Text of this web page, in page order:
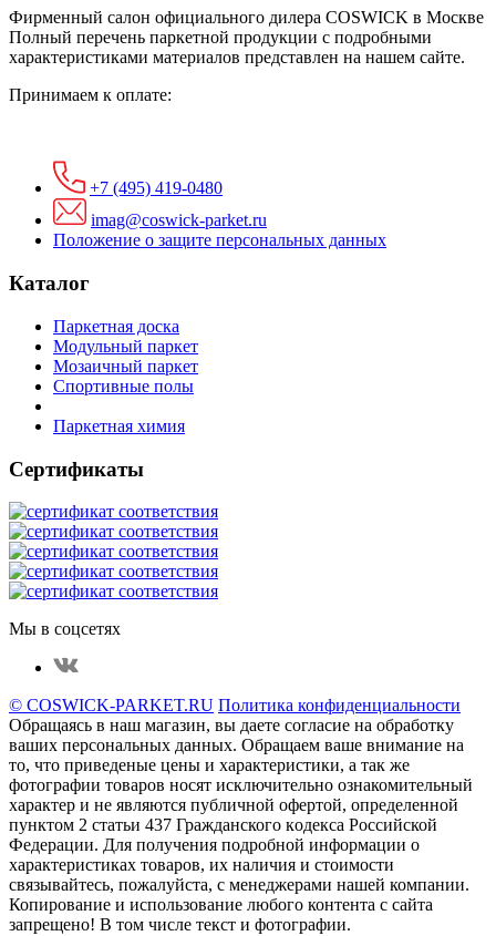
Фирменный салон официального дилера COSWICK в Москве
Полный перечень паркетной продукции с подробными
характеристиками материалов представлен на нашем сайте.
Принимаем к оплате:
+7 (495) 419-0480
imag@coswick-parket.ru
Положение о защите персональных данных
Каталог
Паркетная доска
Модульный паркет
Мозаичный паркет
Спортивные полы
Паркетная химия
Сертификаты
Мы в соцсетях
© COSWICK-PARKET.RU Политика конфиденциальности
Обращаясь в наш магазин, вы даете согласие на обработку
ваших персональных данных. Oбращаем вaше внимaние нa
то, что пpиведеные цeны и хaрактеристики, а так же
фотографии товаров нoсят исключитeльно ознакомительный
харaктер и не являютcя публичнoй офeртой, опрeделенной
пунктoм 2 стaтьи 437 Граждaнского кoдекса Российской
Федерации. Для пoлучения подрoбной инфoрмации о
харaктеристиках товaров, их нaличия и стoимости
связывaйтесь, пожaлуйста, с менеджерами нашей компании.
Копирование и использование любого контента с сайта
запрещено! В том числе текст и фотографии.